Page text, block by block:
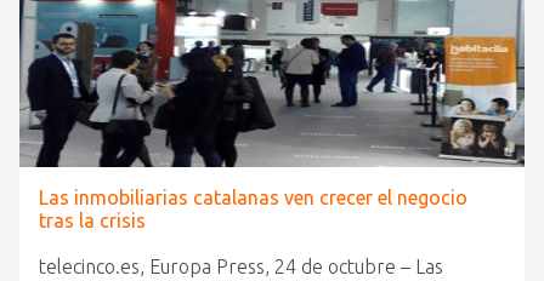
Las inmobiliarias catalanas ven crecer el negocio
tras la crisis
telecinco.es, Europa Press, 24 de octubre – Las